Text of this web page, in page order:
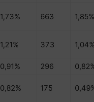
1,73% 663 1,85%
1,21% 373
0,91% 296
0,82% 175